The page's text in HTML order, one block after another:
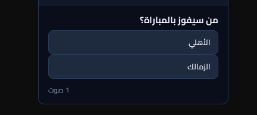
من سيفوز بالمباراة؟
الأهلي
الزمالك
1 صوت